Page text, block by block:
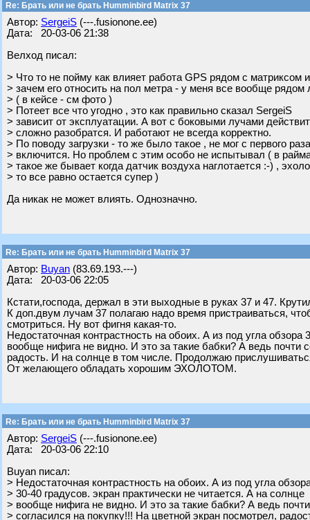
Re: Брать или не брать Humminbird Matrix 37
Автор: SergeiS (---.fusionone.ee)
Дата: 20-03-06 21:38
Велход писал:
> Что то не пойму как влияет работа GPS рядом с матриксом и
> зачем его относить на пол метра - у меня все вообще рядом
> ( в кейсе - см фото )
> Потеет все что угодно , это как правильно сказал SergeiS
> зависит от эксплуатации. А вот с боковыми лучами
> сложно разобратся. И работают не всегда корректно.
> По поводу загрузки - то же было такое , не мог с первого раза
> включится. Но проблем с этим особо не испытывал ( в
> такое же бывает когда датчик воздуха наглотается :-) ,
> то все равно остается супер )
Да никак не может влиять. Однозначно.
Re: Брать или не брать Humminbird Matrix 37
Автор: Buyan (83.69.193.---)
Дата: 20-03-06 22:05
Кстати,господа, держал в эти выходные в руках 37 и 47.
К доп.двум лучам 37 полагаю надо время пристраиваться,
смотриться. Ну вот фигня какая-то.
Недостаточная контрастность на обоих. А из под угла
вообще нифига не видно. И это за такие бабки? А ведь почти
радость. И на солнце в том числе. Продолжаю
От желающего обладать хорошим ЭХОЛОТОМ.
Re: Брать или не брать Humminbird Matrix 37
Автор: SergeiS (---.fusionone.ee)
Дата: 20-03-06 22:10
Buyan писал:
> Недостаточная контрастность на обоих. А из под угла
> 30-40 градусов. экран практически не читается. А на солнце
> вообще нифига не видно. И это за такие бабки? А ведь почти
> согласился на покупку!!! На цветной экран посмотрел,